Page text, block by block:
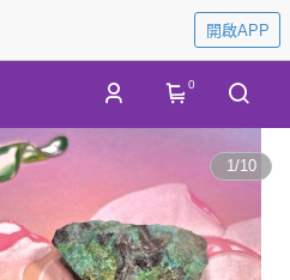
開啟APP
0
1/10